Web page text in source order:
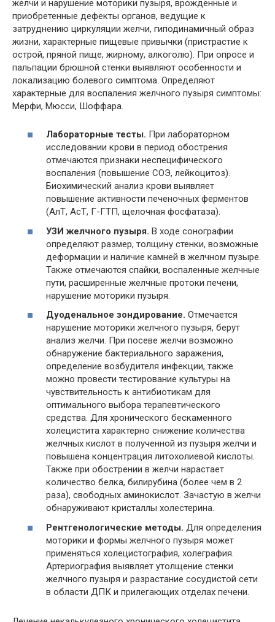
желчи и нарушение моторики пузыря, врожденные и
приобретенные дефекты органов, ведущие к
затруднению циркуляции желчи, гиподинамичный образ
жизни, характерные пищевые привычки (пристрастие к
острой, пряной пище, жирному, алкоголю). При опросе и
пальпации брюшной стенки выявляют особенности и
локализацию болевого симптома. Определяют
характерные для воспаления желчного пузыря симптомы:
Мерфи, Мюсси, Шоффара.
Лабораторные тесты. При лабораторном
исследовании крови в период обострения
отмечаются признаки неспецифического
воспаления (повышение СОЭ, лейкоцитоз).
Биохимический анализ крови выявляет
повышение активности печеночных ферментов
(АлТ, АсТ, Г-ГТП, щелочная фосфатаза).
УЗИ желчного пузыря. В ходе сонографии
определяют размер, толщину стенки, возможные
деформации и наличие камней в желчном пузыре.
Также отмечаются спайки, воспаленные желчные
пути, расширенные желчные протоки печени,
нарушение моторики пузыря.
Дуоденальное зондирование. Отмечается
нарушение моторики желчного пузыря, берут
анализ желчи. При посеве желчи возможно
обнаружение бактериального заражения,
определение возбудителя инфекции, также
можно провести тестирование культуры на
чувствительность к антибиотикам для
оптимального выбора терапевтического
средства. Для хронического бескаменного
холецистита характерно снижение количества
желчных кислот в полученной из пузыря желчи и
повышена концентрация литохолиевой кислоты.
Также при обострении в желчи нарастает
количество белка, билирубина (более чем в 2
раза), свободных аминокислот. Зачастую в желчи
обнаруживают кристаллы холестерина.
Рентгенологические методы. Для определения
моторики и формы желчного пузыря может
применяться холецистография, холеграфия.
Артериография выявляет утолщение стенки
желчного пузыря и разрастание сосудистой сети
в области ДПК и прилегающих отделах печени.